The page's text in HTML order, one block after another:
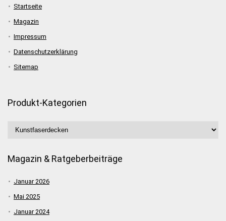
Startseite
Magazin
Impressum
Datenschutzerklärung
Sitemap
Produkt-Kategorien
Magazin & Ratgeberbeiträge
Januar 2026
Mai 2025
Januar 2024